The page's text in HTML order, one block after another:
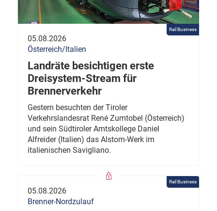
Rail Business
05.08.2026
Österreich/Italien
Landräte besichtigen erste
Dreisystem-Stream für
Brennerverkehr
Gestern besuchten der Tiroler
Verkehrslandesrat René Zumtobel (Österreich)
und sein Südtiroler Amtskollege Daniel
Alfreider (Italien) das Alstom-Werk im
italienischen Savigliano.
Rail Business
05.08.2026
Brenner-Nordzulauf